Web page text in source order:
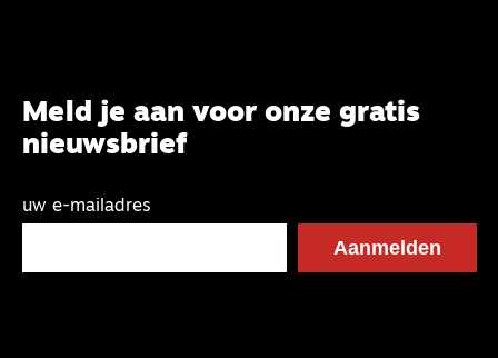
Meld je aan voor onze gratis
nieuwsbrief
uw e-mailadres